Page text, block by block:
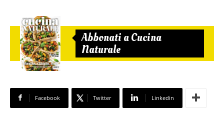
Abbonati a Cucina
Naturale
Facebook Twitter Linkedin